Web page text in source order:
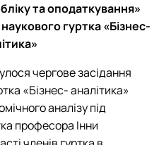
та оподаткування»
гуртка «Бізнес-
чергове засідання
«Бізнес- аналітика»
аналізу під
професора Інни